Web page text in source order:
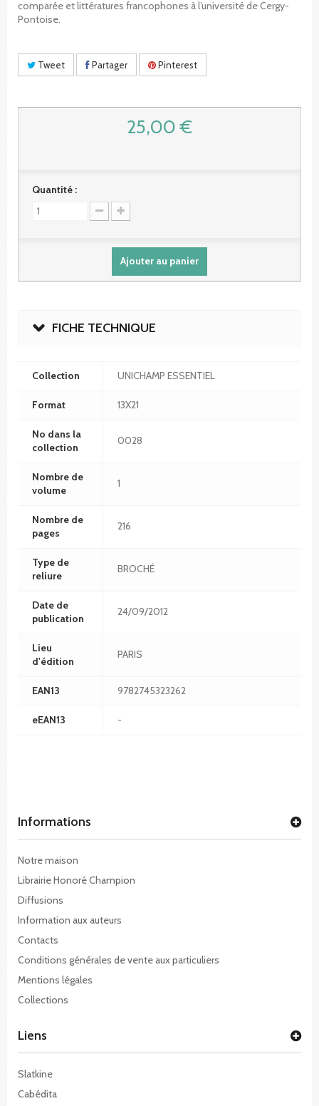
comparée et littératures francophones à l’université de Cergy-
Pontoise.
Tweet Partager Pinterest
25,00 €
Quantité :
Ajouter au panier
FICHE TECHNIQUE
Collection UNICHAMP ESSENTIEL
Format 13X21
No dans la
collection
0028
Nombre de
volume
1
Nombre de
pages
216
Type de
reliure
BROCHÉ
Date de
publication
24/09/2012
Lieu
d'édition
PARIS
EAN13 9782745323262
eEAN13 -
Informations
Notre maison
Librairie Honoré Champion
Diffusions
Information aux auteurs
Contacts
Conditions générales de vente aux particuliers
Mentions légales
Collections
Liens
Slatkine
Cabédita